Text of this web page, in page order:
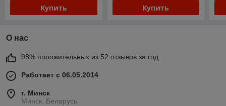
Купить Купить
О нас
98% положительных из 52 отзывов за год
Работает с 06.05.2014
г. Минск
Минск, Беларусь